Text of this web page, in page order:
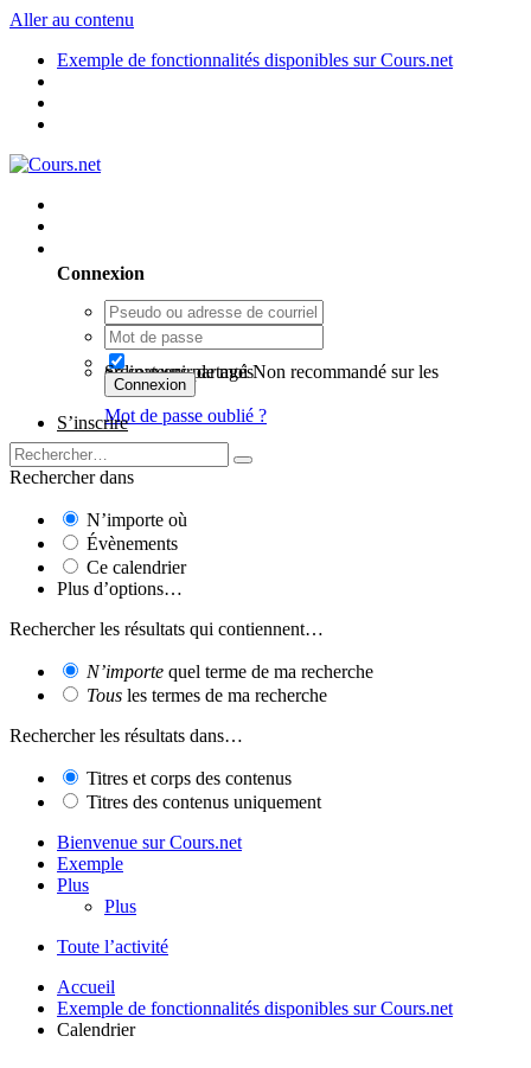
Aller au contenu
Exemple de fonctionnalités disponibles sur Cours.net
Connexion
Se souvenir de moi
Non recommandé sur les ordinateurs partagés
Connexion
Mot de passe oublié ?
S’inscrire
Rechercher dans
N’importe où
Évènements
Ce calendrier
Plus d’options…
Rechercher les résultats qui contiennent…
N’importe quel terme de ma recherche
Tous les termes de ma recherche
Rechercher les résultats dans…
Titres et corps des contenus
Titres des contenus uniquement
Bienvenue sur Cours.net
Exemple
Plus
Plus
Toute l’activité
Accueil
Exemple de fonctionnalités disponibles sur Cours.net
Calendrier